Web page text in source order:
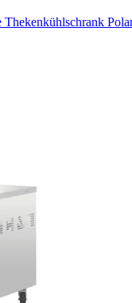
Thekenkühlschrank